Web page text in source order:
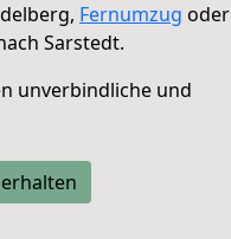
Fernumzug oder
Sarstedt.
unverbindliche und